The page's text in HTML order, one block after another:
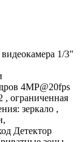
1/3"
4MP@20fps
ограниченная
зеркало ,
Детектор